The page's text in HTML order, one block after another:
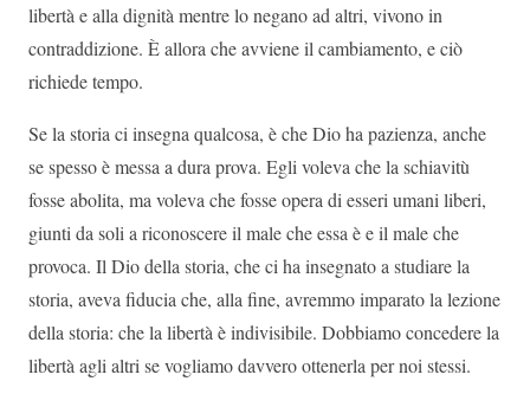
libertà e alla dignità mentre lo negano ad altri, vivono in
contraddizione. È allora che avviene il cambiamento, e ciò
richiede tempo.
Se la storia ci insegna qualcosa, è che Dio ha pazienza, anche
se spesso è messa a dura prova. Egli voleva che la schiavitù
fosse abolita, ma voleva che fosse opera di esseri umani liberi,
giunti da soli a riconoscere il male che essa è e il male che
provoca. Il Dio della storia, che ci ha insegnato a studiare la
storia, aveva fiducia che, alla fine, avremmo imparato la lezione
della storia: che la libertà è indivisibile. Dobbiamo concedere la
libertà agli altri se vogliamo davvero ottenerla per noi stessi.